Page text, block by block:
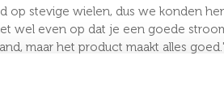
op stevige wielen, dus we konden
wel even op dat je een goede
maar het product maakt alles